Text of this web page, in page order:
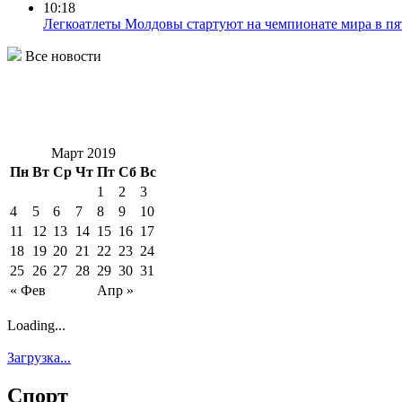
10:18
Легкоатлеты Молдовы стартуют на чемпионате мира в
Все новости
Март 2019
Пн Вт Ср Чт Пт Сб Вс
« Фев Апр »
1 2
3
4
5 6 7 8 9
10
11
12 13 14 15 16 17
18 19 20 21 22 23 24
25 26 27 28 29 30 31
Loading...
Загрузка...
Спорт